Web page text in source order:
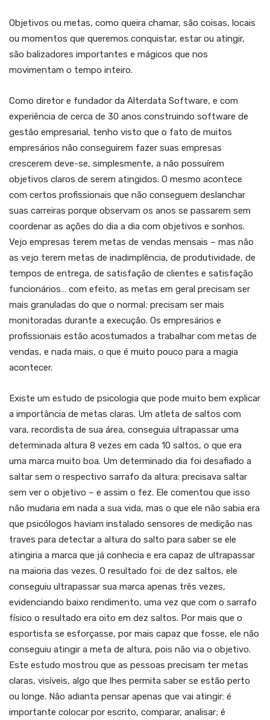
Objetivos ou metas, como queira chamar, são coisas, locais
ou momentos que queremos conquistar, estar ou atingir,
são balizadores importantes e mágicos que nos
movimentam o tempo inteiro.
Como diretor e fundador da Alterdata Software, e com
experiência de cerca de 30 anos construindo software de
gestão empresarial, tenho visto que o fato de muitos
empresários não conseguirem fazer suas empresas
crescerem deve-se, simplesmente, a não possuírem
objetivos claros de serem atingidos. O mesmo acontece
com certos profissionais que não conseguem deslanchar
suas carreiras porque observam os anos se passarem sem
coordenar as ações do dia a dia com objetivos e sonhos.
Vejo empresas terem metas de vendas mensais – mas não
as vejo terem metas de inadimplência, de produtividade, de
tempos de entrega, de satisfação de clientes e satisfação
funcionários… com efeito, as metas em geral precisam ser
mais granuladas do que o normal; precisam ser mais
monitoradas durante a execução. Os empresários e
profissionais estão acostumados a trabalhar com metas de
vendas, e nada mais, o que é muito pouco para a magia
acontecer.
Existe um estudo de psicologia que pode muito bem explicar
a importância de metas claras. Um atleta de saltos com
vara, recordista de sua área, conseguia ultrapassar uma
determinada altura 8 vezes em cada 10 saltos, o que era
uma marca muito boa. Um determinado dia foi desafiado a
saltar sem o respectivo sarrafo da altura: precisava saltar
sem ver o objetivo – e assim o fez. Ele comentou que isso
não mudaria em nada a sua vida, mas o que ele não sabia era
que psicólogos haviam instalado sensores de medição nas
traves para detectar a altura do salto para saber se ele
atingiria a marca que já conhecia e era capaz de ultrapassar
na maioria das vezes. O resultado foi: de dez saltos, ele
conseguiu ultrapassar sua marca apenas três vezes,
evidenciando baixo rendimento, uma vez que com o sarrafo
físico o resultado era oito em dez saltos. Por mais que o
esportista se esforçasse, por mais capaz que fosse, ele não
conseguiu atingir a meta de altura, pois não via o objetivo.
Este estudo mostrou que as pessoas precisam ter metas
claras, visíveis, algo que lhes permita saber se estão perto
ou longe. Não adianta pensar apenas que vai atingir: é
importante colocar por escrito, comparar, analisar; é